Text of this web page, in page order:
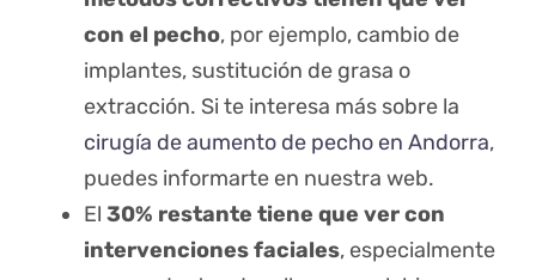
con el pecho, por ejemplo, cambio de
implantes, sustitución de grasa o
extracción. Si te interesa más sobre la
cirugía de aumento de pecho en Andorra,
puedes informarte en nuestra web.
El 30% restante tiene que ver con
intervenciones faciales, especialmente